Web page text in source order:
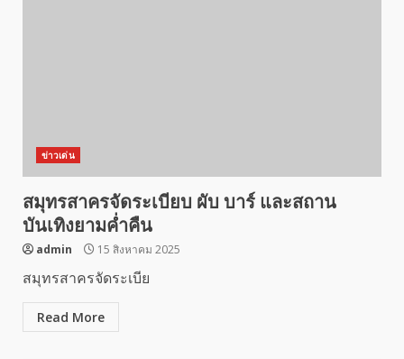
ข่าวเด่น
สมุทรสาครจัดระเบียบ ผับ บาร์ และสถาน
บันเทิงยามค่ำคืน
admin 15 สิงหาคม 2025
สมุทรสาครจัดระเบีย
Read More